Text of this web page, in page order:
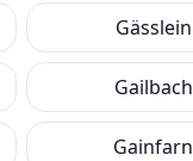
Gässlein
Gailbach
Gainfarn